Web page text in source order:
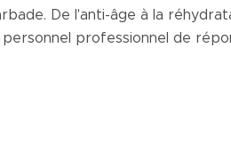
De l'anti-âge à la
professionnel de